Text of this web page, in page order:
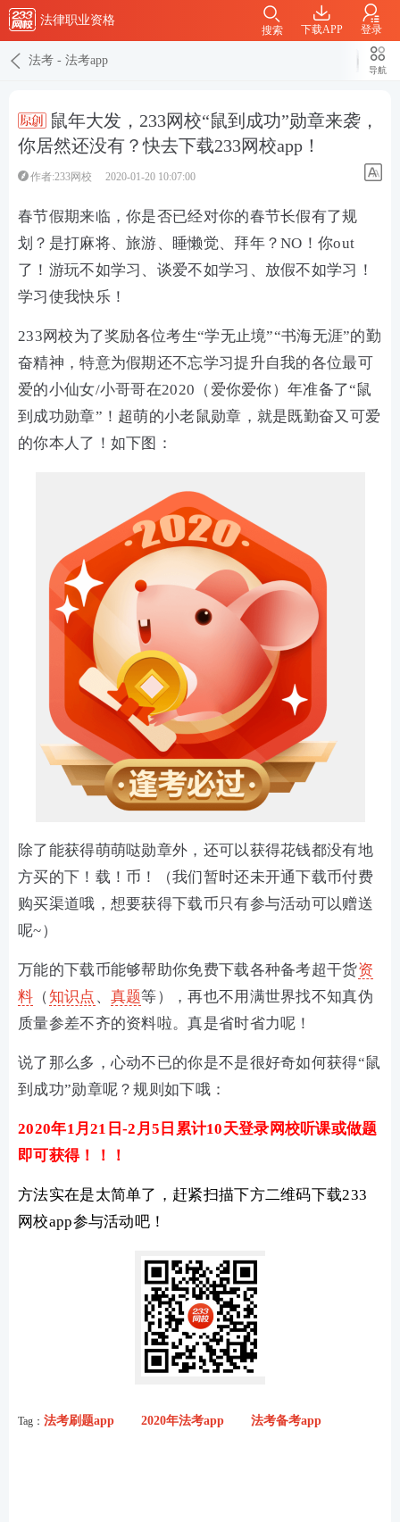
法律职业资格
下载APP 登录
搜索
法考 - 法考app
导航
鼠年大发，233网校“鼠到成功”勋章来袭，
你居然还没有？快去下载233网校app！
作者:233网校 2020-01-20 10:07:00
春节假期来临，你是否已经对你的春节长假有了规
划？是打麻将、旅游、睡懒觉、拜年？NO！你out
了！游玩不如学习、谈爱不如学习、放假不如学习！
学习使我快乐！
233网校为了奖励各位考生“学无止境”“书海无涯”的勤
奋精神，特意为假期还不忘学习提升自我的各位最可
爱的小仙女/小哥哥在2020（爱你爱你）年准备了“鼠
到成功勋章”！超萌的小老鼠勋章，就是既勤奋又可爱
的你本人了！如下图：
除了能获得萌萌哒勋章外，还可以获得花钱都没有地
方买的下！载！币！（我们暂时还未开通下载币付费
购买渠道哦，想要获得下载币只有参与活动可以赠送
呢~）
万能的下载币能够帮助你免费下载各种备考超干货资
料 （知识点 、 真题等），再也不用满世界找不知真伪
质量参差不齐的资料啦。真是省时省力呢！
说了那么多，心动不已的你是不是很好奇如何获得“鼠
到成功”勋章呢？规则如下哦：
2020年1月21日-2月5日累计10天登录网校听课或做题
即可获得！！！
方法实在是太简单了，赶紧扫描下方二维码下载233
网校app参与活动吧！
Tag： 法考刷题app 2020年法考app 法考备考app